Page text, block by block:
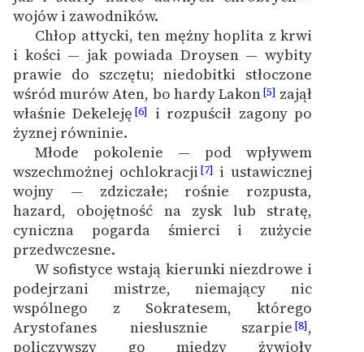
O nas
Kontakt
O projekcie
Zespół
Zasady wykorzystania
Wolnych Lektur
Logotypy
Materiały promocyjne
Polityka prywatności
Regulamin biblioteki
wojów i zawodników.
Chłop attycki, ten mężny hoplita z krwi
i kości — jak powiada Droysen — wybity
prawie do szczętu; niedobitki stłoczone
wśród murów Aten, bo hardy Lakon[5] zajął
właśnie Dekeleję [6]
i rozpuścił zagony po
żyznej równinie.
Młode pokolenie — pod wpływem
wszechmożnej ochlokracji [7] i ustawicznej
wojny — zdziczałe; rośnie rozpusta,
hazard, obojętność na zysk lub stratę,
cyniczna pogarda śmierci i zużycie
przedwczesne.
W sofistyce wstają kierunki niezdrowe i
podejrzani mistrze, niemający nic
wspólnego z Sokratesem, którego
Arystofanes niesłusznie szarpie [8],
policzywszy go między żywioły